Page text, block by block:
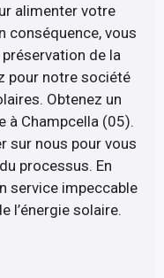
alimenter votre
conséquence, vous
de la
pour notre société
Obtenez un
à Champcella (05).
sur nous pour vous
processus. En
service impeccable
l’énergie solaire.